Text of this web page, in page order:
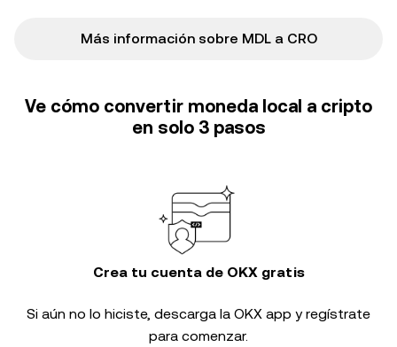
Más información sobre MDL a CRO
Ve cómo convertir moneda local a cripto
en solo 3 pasos
Crea tu cuenta de OKX gratis
Si aún no lo hiciste, descarga la OKX app y regístrate
para comenzar.